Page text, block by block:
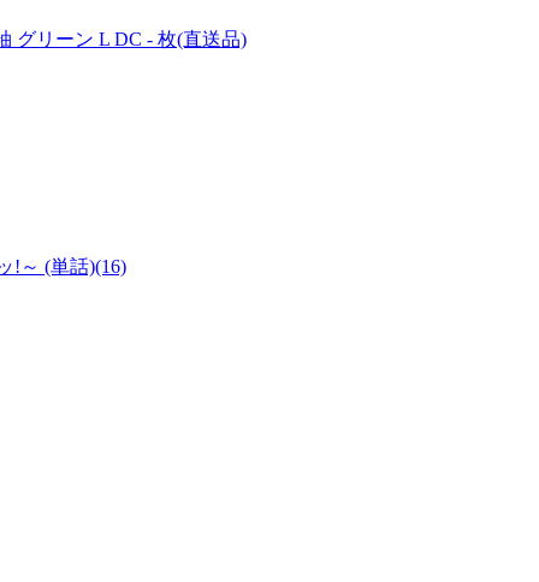
グリーン L DC - 枚(直送品)
!～ (単話)(16)